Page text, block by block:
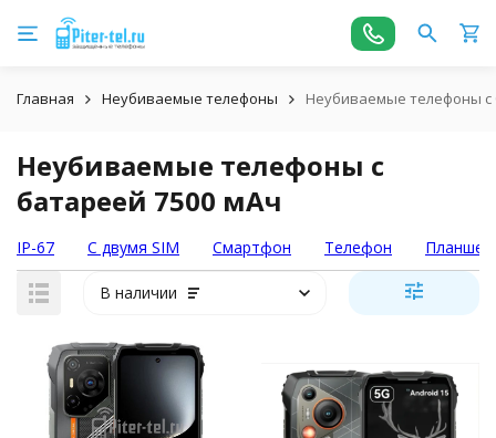
Главная Неубиваемые телефоны Неубиваемые телефоны с
Неубиваемые телефоны с
батареей 7500 мАч
IP-67 С двумя SIM Смартфон Телефон Планшет
В наличии